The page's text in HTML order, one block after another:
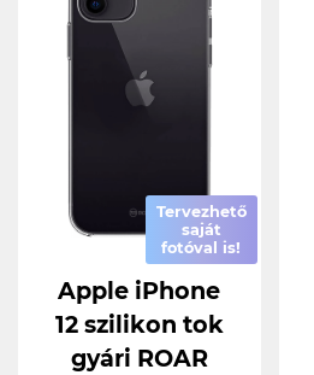
Tervezhető
saját
fotóval is!
Apple iPhone
12 szilikon tok
gyári ROAR